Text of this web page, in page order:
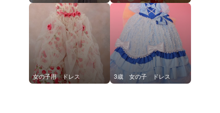
女の子用 ドレス 3歳 女の子 ドレス